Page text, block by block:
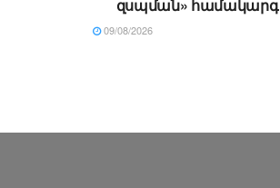
զսպման» համակարգ
09/08/2026